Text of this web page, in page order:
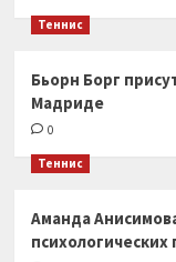
Теннис
Бьорн Борг
Мадриде
0
Теннис
Аманда
психологических